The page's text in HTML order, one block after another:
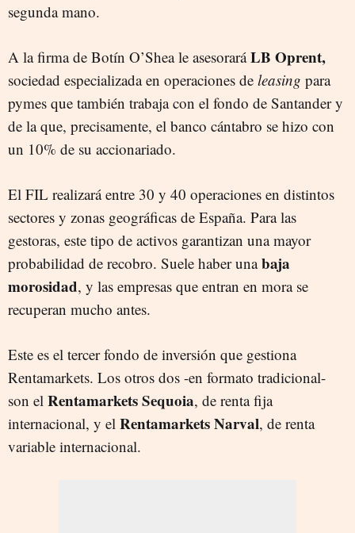
segunda mano.
A la firma de Botín O’Shea le asesoraráLB Oprent,
sociedad especializada en operaciones de leasing para
pymes que también trabaja con el fondo de Santander y
de la que, precisamente, el banco cántabro se hizo con
un 10% de su accionariado.
El FIL realizará entre 30 y 40 operaciones en distintos
sectores y zonas geográficas de España. Para las
gestoras, este tipo de activos garantizan una mayor
probabilidad de recobro. Suele haber unabaja
morosidad, y las empresas que entran en mora se
recuperan mucho antes.
Este es el tercer fondo de inversión que gestiona
Rentamarkets. Los otros dos -en formato tradicional-
son el Rentamarkets Sequoia, de renta fija
internacional, y el Rentamarkets Narval, de renta
variable internacional.